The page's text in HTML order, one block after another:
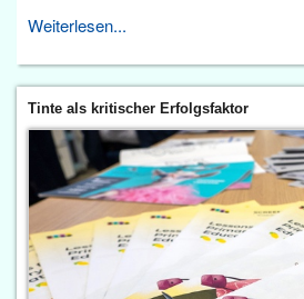
Weiterlesen...
Tinte als kritischer Erfolgsfaktor